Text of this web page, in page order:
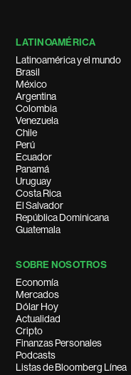
LATINOAMÉRICA
Latinoamérica y el mundo
Brasil
México
Argentina
Colombia
Venezuela
Chile
Perú
Ecuador
Panamá
Uruguay
Costa Rica
El Salvador
República Dominicana
Guatemala
SOBRE NOSOTROS
Economía
Mercados
Dólar Hoy
Actualidad
Cripto
Finanzas Personales
Podcasts
Listas de Bloomberg Línea